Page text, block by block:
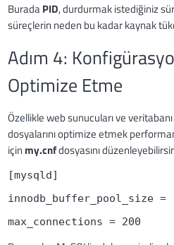
BuradaPID, durdurmak istediğiniz
süreçlerin neden bu kadar kaynak
Adım 4:
Optimize Etme
Özellikle web sunucuları ve
dosyalarını optimize etmek
için my.cnfdosyasını
[mysqld]
innodb_buffer_pool_size =
max_connections = 200